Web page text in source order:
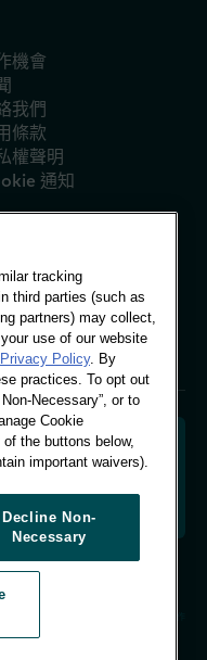
機會
我們
條款
權聲明
通知
據的成長。
tracking
third parties (such as
partners) may collect,
use of our website
Privacy Policy. By
practices. To opt out
Necessary”, or to
Cookie
the buttons below,
important waivers).
Decline Non-
Necessary